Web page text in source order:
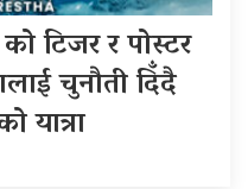
टिजर र पोस्टर
चुनौती दिँदै
यात्रा